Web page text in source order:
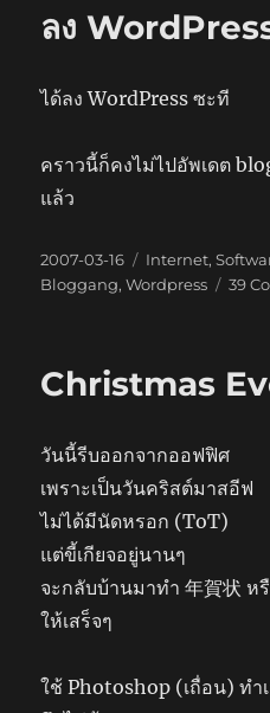
ลง
ได้ลง WordPress ซะที
คราวนี้ก็คงไม่ไปอัพเดต
แล้ว
Posted
on
2007-03-16 Categories
Internet,
Bloggang,Wordpress 39
Christmas
วันนี้รีบออกจากออฟฟิศ
เพราะเป็นวันคริสต์มาสอีฟ
ไม่ได้มีนัดหรอก (ToT)
แต่ขี้เกียจอยู่นานๆ
จะกลับบ้านมาทำ 年賀状 ห
ให้เสร็จๆ
ใช้ Photoshop (เถื่อน) ทำ